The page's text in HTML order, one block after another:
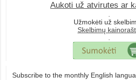
Aukoti už atvirutes ar
.
Užmokėti už
Skelbimų
.
Subscribe to the monthly English